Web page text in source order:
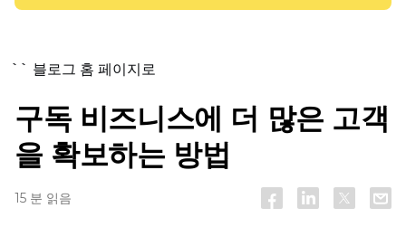
`` 블로그 홈 페이지로
구독 비즈니스에 더 많은 고객
을 확보하는 방법
15 분 읽음